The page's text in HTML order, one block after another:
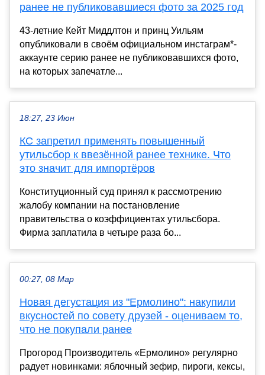
ранее не публиковавшиеся фото за 2025 год
43-летние Кейт Миддлтон и принц Уильям
опубликовали в своём официальном инстаграм*-
аккаунте серию ранее не публиковавшихся фото,
на которых запечатле...
18:27, 23 Июн
КС запретил применять повышенный
утильсбор к ввезённой ранее технике. Что
это значит для импортёров
Конституционный суд принял к рассмотрению
жалобу компании на постановление
правительства о коэффициентах утильсбора.
Фирма заплатила в четыре раза бо...
00:27, 08 Мар
Новая дегустация из "Ермолино": накупили
вкусностей по совету друзей - оцениваем то,
что не покупали ранее
Прогород Производитель «Ермолино» регулярно
радует новинками: яблочный зефир, пироги, кексы,